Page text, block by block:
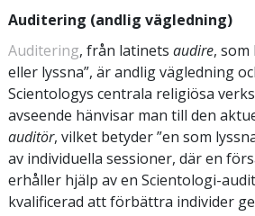
Auditering (andlig vägledning)
Auditering, från latinets audire, som
eller lyssna”, är andlig vägledning
Scientologys centrala religiösa
avseende hänvisar man till den
auditör, vilket betyder ”en som
av individuella sessioner, där en
erhåller hjälp av en Scientologi-
kvalificerad att förbättra individer